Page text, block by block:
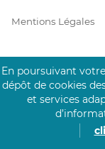
Mentions Légales
Prérequis
Protection des
En poursuivant
dépôt de cookies
et services